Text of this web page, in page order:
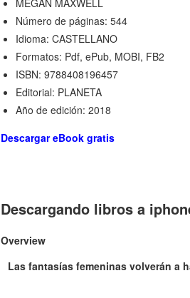
Número de páginas: 544
Idioma: CASTELLANO
Formatos: Pdf, ePub, MOBI, FB2
ISBN: 9788408196457
Editorial: PLANETA
Año de edición: 2018
Descargar eBook gratis
Descargando libros a
Overview
Las fantasías femeninas volverán a